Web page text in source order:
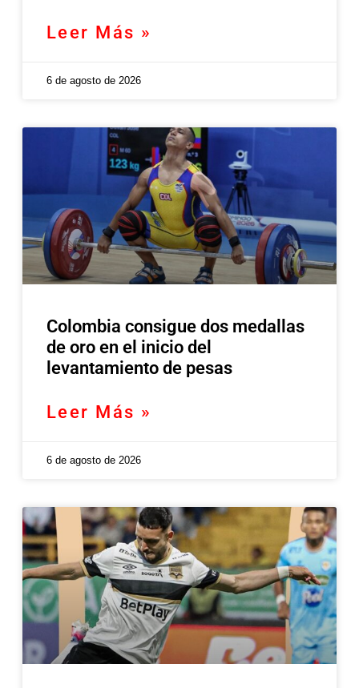
Leer Más »
6 de agosto de 2026
Colombia consigue dos medallas
de oro en el inicio del
levantamiento de pesas
Leer Más »
6 de agosto de 2026